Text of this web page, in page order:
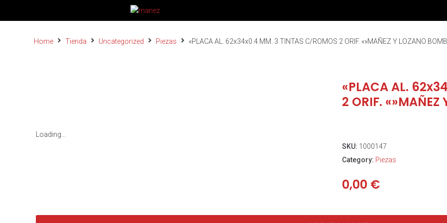
Home Tienda Uncategorized Piezas «PLACA AL. 62x34x0.4 MM. 3 TINTAS C/ROMOS 2 ORIF. «»MAÑEZ Y LOZANO
Loading...
«PLACA AL.
2 ORIF. «»MAÑEZ
SKU: 1000147
Category: Piezas
0,00 €